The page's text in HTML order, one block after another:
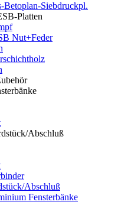
Betoplan-Siebdruckpl.
Platten
Nut+Feder
Abschluß
Abschluß
Fensterbänke